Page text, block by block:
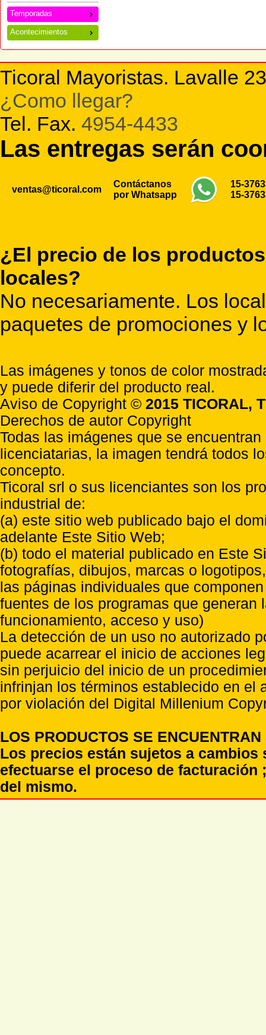
Temporadas
Acontecimientos
Ticoral Mayoristas. Lavalle
¿Como llegar?
Tel. Fax. 4954-4433
Las entregas serán
ventas@ticoral.com
Contáctanos
por Whatsapp
15-
15-
¿El precio de los
locales?
No necesariamente. Los
paquetes de promociones y
Las imágenes y tonos de color
y puede diferir del producto real.
Aviso de Copyright © 2015 TICORAL,
Derechos de autor Copyright
Todas las imágenes que se
licenciatarias, la imagen tendrá todos
concepto.
Ticoral srl o sus licenciantes son los
industrial de:
(a) este sitio web publicado bajo el
adelante Este Sitio Web;
(b) todo el material publicado en Este
fotografías, dibujos, marcas o
las páginas individuales que
fuentes de los programas que
funcionamiento, acceso y uso)
La detección de un uso no autorizado
puede acarrear el inicio de acciones
sin perjuicio del inicio de un
infrinjan los términos establecido en el
por violación del Digital Millenium
LOS PRODUCTOS SE
Los precios están sujetos a
efectuarse el proceso de
del mismo.